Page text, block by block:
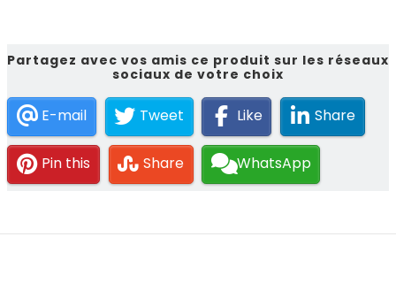
Partagez avec vos amis ce produit sur les réseaux
sociaux de votre choix
E-mail Tweet Like Share
Pin this Share WhatsApp